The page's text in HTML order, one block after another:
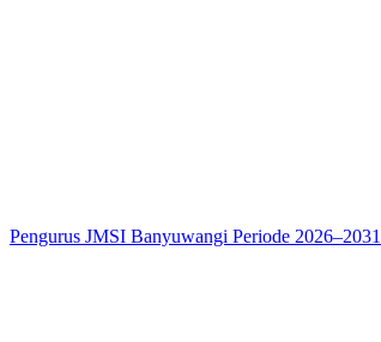
Pengurus JMSI Banyuwangi Periode